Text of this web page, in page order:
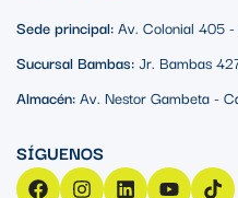
Sede principal:Av. Colonial 405
Sucursal Bambas:Jr. Bambas
Almacén:Av. Nestor Gambeta -